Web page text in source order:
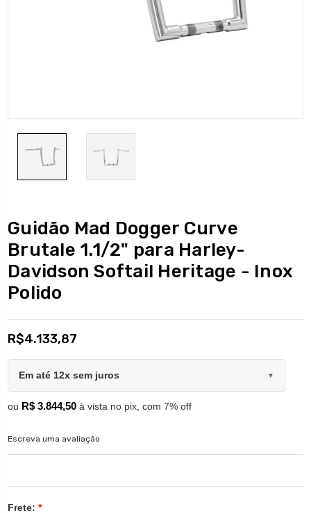
Guidão Mad Dogger Curve
Brutale 1.1/2" para Harley-
Davidson Softail Heritage - Inox
Polido
R$4.133,87
Em até 12x sem juros ▼
ou R$ 3.844,50 à vista no pix, com 7% off
Escreva uma avaliação
Frete: *